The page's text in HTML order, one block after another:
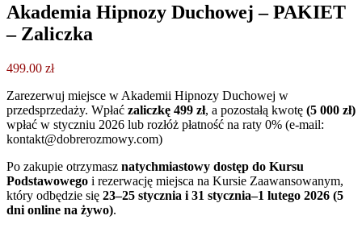
Akademia Hipnozy Duchowej – PAKIET
– Zaliczka
499.00 zł
Zarezerwuj miejsce w Akademii Hipnozy Duchowej w
przedsprzedaży. Wpłać zaliczkę 499 zł, a pozostałą kwotę (5 000 zł)
wpłać w styczniu 2026 lub rozłóż płatność na raty 0% (e-mail:
kontakt@dobrerozmowy.com)
Po zakupie otrzymasz natychmiastowy dostęp do Kursu
Podstawowego i rezerwację miejsca na Kursie Zaawansowanym,
który odbędzie się 23–25 stycznia i 31 stycznia–1 lutego 2026 (5
dni online na żywo).